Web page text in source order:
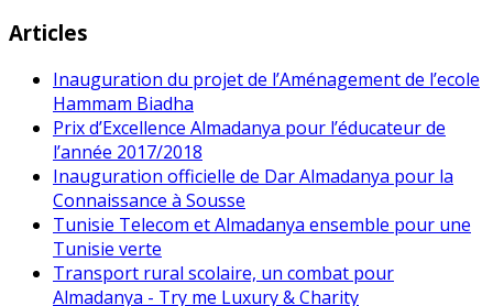
Articles
Inauguration du projet de l’Aménagement de l’ecole
Hammam Biadha
Prix d’Excellence Almadanya pour l’éducateur de
l’année 2017/2018
Inauguration officielle de Dar Almadanya pour la
Connaissance à Sousse
Tunisie Telecom et Almadanya ensemble pour une
Tunisie verte
Transport rural scolaire, un combat pour
Almadanya - Try me Luxury & Charity